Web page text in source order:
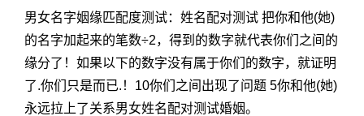
男女名字姻缘匹配度测试：姓名配对测试 把你和他(她)
的名字加起来的笔数÷2，得到的数字就代表你们之间的
缘分了！如果以下的数字没有属于你们的数字，就证明
了.你们只是而已.！10你们之间出现了问题 5你和他(她)
永远拉上了关系男女姓名配对测试婚姻。